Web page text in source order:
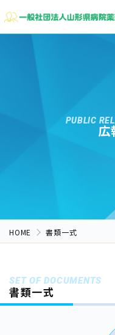
PUBLIC
広
HOME 書類一式
SET OF DOCUMENTS
書類一式